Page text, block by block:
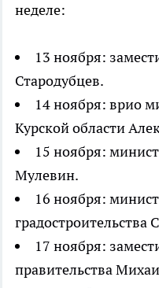
неделе:
13 ноября:
Стародубцев.
14 ноября: врио
Курской области
15 ноября:
Мулевин.
16 ноября:
градостроительства
17 ноября:
правительства